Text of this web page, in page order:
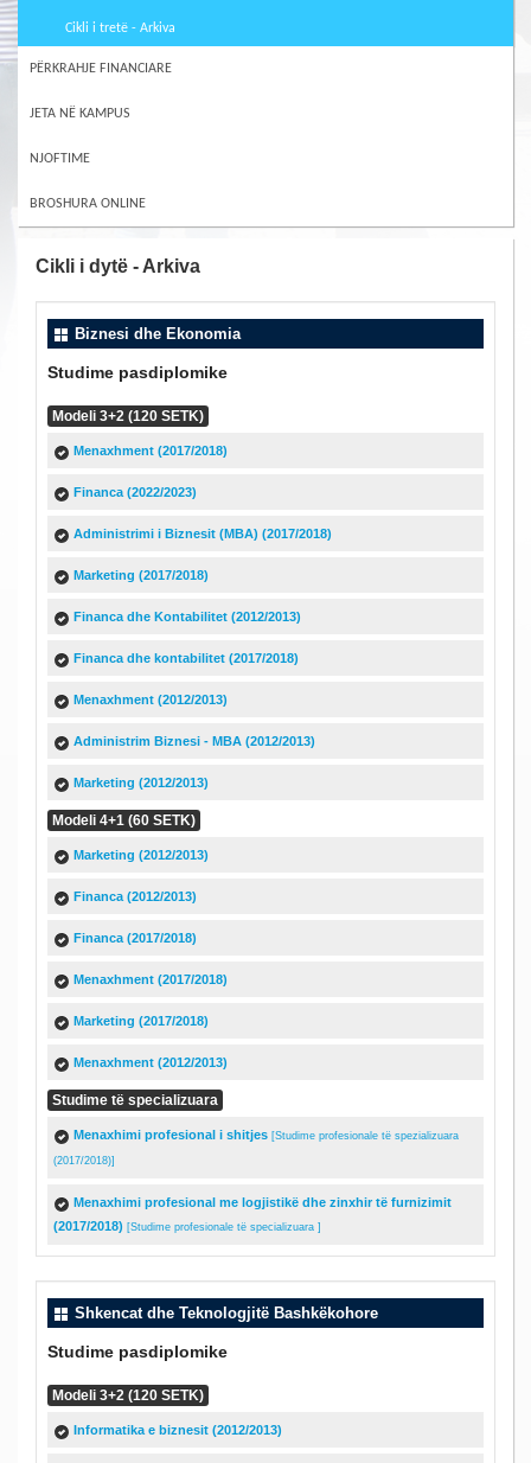
Cikli i tretë - Arkiva
PËRKRAHJE FINANCIARE
JETA NË KAMPUS
NJOFTIME
BROSHURA ONLINE
Cikli i dytë - Arkiva
Biznesi dhe Ekonomia
Studime pasdiplomike
Modeli 3+2 (120 SETK)
Menaxhment (2017/2018)
Financa (2022/2023)
Administrimi i Biznesit (MBA) (2017/2018)
Marketing (2017/2018)
Financa dhe Kontabilitet (2012/2013)
Financa dhe kontabilitet (2017/2018)
Menaxhment (2012/2013)
Administrim Biznesi - MBA (2012/2013)
Marketing (2012/2013)
Modeli 4+1 (60 SETK)
Marketing (2012/2013)
Financa (2012/2013)
Financa (2017/2018)
Menaxhment (2017/2018)
Marketing (2017/2018)
Menaxhment (2012/2013)
Studime të specializuara
Menaxhimi profesional i shitjes [Studime profesionale të spezializuara
(2017/2018)]
Menaxhimi profesional me logjistikë dhe zinxhir të furnizimit
(2017/2018) [Studime profesionale të specializuara ]
Shkencat dhe Teknologjitë Bashkëkohore
Studime pasdiplomike
Modeli 3+2 (120 SETK)
Informatika e biznesit (2012/2013)